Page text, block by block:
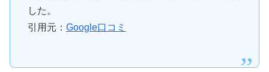
した。
引用元： Google口コミ